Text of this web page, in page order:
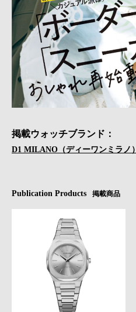
掲載ウォッチブランド：
D1 MILANO（ディーワンミラノ）
Publication Products 掲載商品